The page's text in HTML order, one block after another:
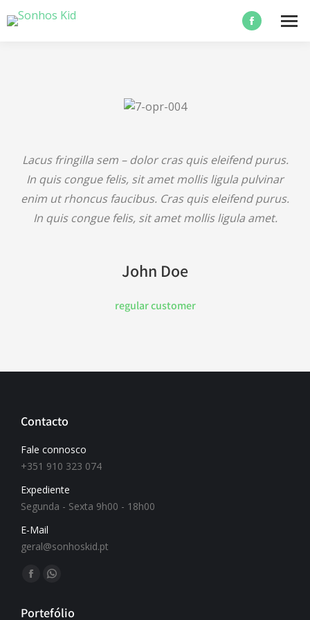
Lacus fringilla sem – dolor cras quis eleifend purus.
In quis congue felis, sit amet mollis ligula pulvinar
enim ut rhoncus faucibus. Cras quis eleifend purus.
In quis congue felis, sit amet mollis ligula amet.
John Doe
regular customer
Contacto
Fale connosco
+351 910 323 074
Expediente
Segunda - Sexta 9h00 - 18h00
E-Mail
geral@sonhoskid.pt
Find us on:
Portefólio